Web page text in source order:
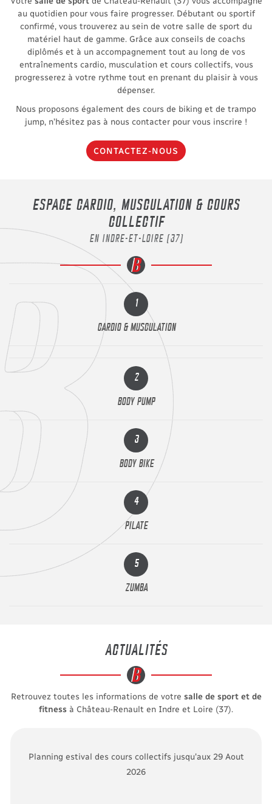
Planning
Actualités
Avis
au quotidien pour vous faire progresser. Débutant ou sportif
confirmé, vous trouverez au sein de votre salle de sport du
matériel haut de gamme. Grâce aux conseils de coachs
diplômés et à un accompagnement tout au long de vos
entraînements cardio, musculation et cours collectifs, vous
progresserez à votre rythme tout en prenant du plaisir à vous
dépenser.
Nous proposons également des cours de biking et de trampo
jump, n’hésitez pas à nous contacter pour vous inscrire !
CONTACTEZ-NOUS
ESPACE CARDIO, MUSCULATION & COURS
COLLECTIF
EN INDRE-ET-LOIRE (37)
1
CARDIO & MUSCULATION
2
BODY PUMP
3
BODY BIKE
4
PILATE
5
ZUMBA
ACTUALITÉS
Retrouvez toutes les informations de votre salle de sport et de
fitness à Château-Renault en Indre et Loire (37).
Planning estival des cours collectifs jusqu'aux 29 Aout
2026